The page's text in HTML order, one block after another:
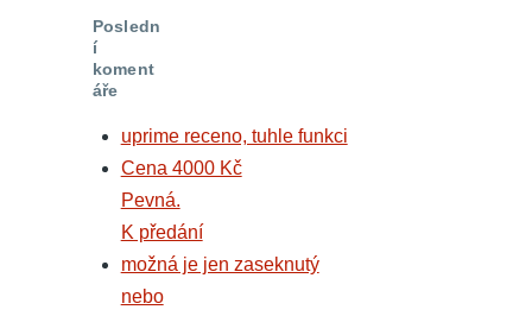
Posledn
í
koment
áře
uprime receno, tuhle funkci
Cena 4000 Kč
Pevná.
K předání
možná je jen zaseknutý
nebo